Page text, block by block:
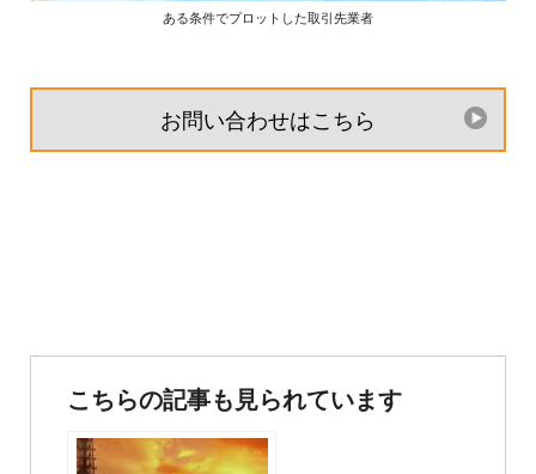
ある条件でプロットした取引先業者
お問い合わせはこちら
投
こちらの記事も見られています